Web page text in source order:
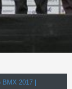
2017 |